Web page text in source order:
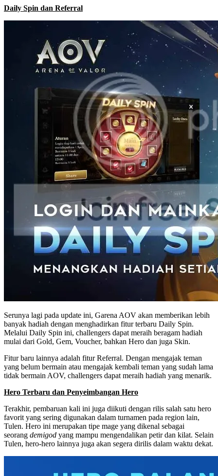
Daily Spin dan Referral
Serunya lagi pada update ini, Garena AOV akan memberikan lebih
banyak hadiah dengan menghadirkan fitur terbaru Daily Spin.
Melalui Daily Spin ini, challengers dapat meraih beragam hadiah
mulai dari Gold, Gem, Voucher, bahkan Hero dan juga Skin.
Fitur baru lainnya adalah fitur Referral. Dengan mengajak teman
yang belum bermain atau mengajak kembali teman yang sudah lama
tidak bermain AOV, challengers dapat meraih hadiah yang menarik.
Hero Terbaru dan Penyeimbangan Hero
Terakhir, pembaruan kali ini juga diikuti dengan rilis salah satu hero
favorit yang sering digunakan dalam turnamen pada region lain,
Tulen. Hero ini merupakan tipe mage yang dikenal sebagai
seorang demigod yang mampu mengendalikan petir dan kilat. Selain
Tulen, hero-hero lainnya juga akan segera dirilis dalam waktu dekat.